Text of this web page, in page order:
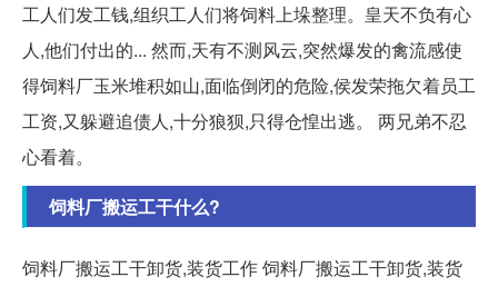
工人们发工钱,组织工人们将饲料上垛整理。皇天不负有心
人,他们付出的... 然而,天有不测风云,突然爆发的禽流感使
得饲料厂玉米堆积如山,面临倒闭的危险,侯发荣拖欠着员工
工资,又躲避追债人,十分狼狈,只得仓惶出逃。 两兄弟不忍
心看着。
饲料厂搬运工干什么?
饲料厂搬运工干卸货,装货工作 饲料厂搬运工干卸货,装货